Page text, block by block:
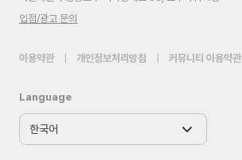
입점/광고 문의
이용약관 개인정보처리방침 커뮤니티 이용약관
Language